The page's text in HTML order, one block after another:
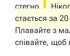
стегно.
стається за
Плавайте з
співайте, щоб